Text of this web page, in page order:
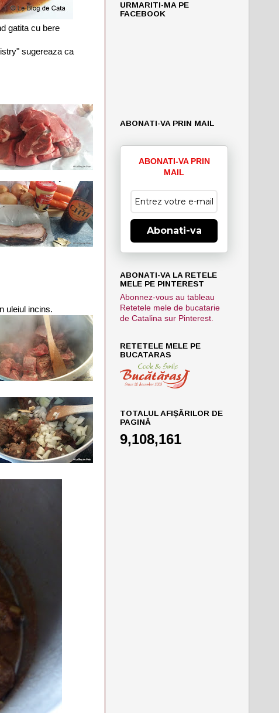
gatita cu bere
sugereaza ca
uleiul incins.
URMARITI-MA PE
FACEBOOK
ABONATI-VA PRIN MAIL
ABONATI-VA PRIN
MAIL
Abonati-va
ABONATI-VA LA RETELE
MELE PE PINTEREST
Abonnez-vous au tableau
Retetele mele de bucatarie
de Catalina sur Pinterest.
RETETELE MELE PE
BUCATARAS
TOTALUL AFIȘĂRILOR DE
PAGINĂ
9,108,161